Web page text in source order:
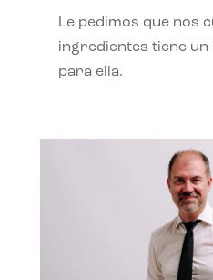
Le pedimos que nos
ingredientes tiene un
para ella.